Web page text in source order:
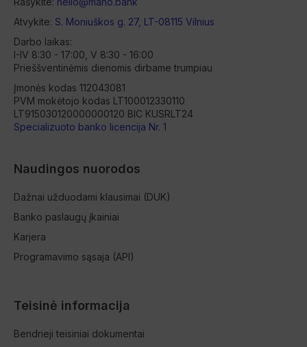
Atvykite: S. Moniuškos g. 27, LT-08115 Vilnius
Darbo laikas:
I-IV 8:30 - 17:00, V 8:30 - 16:00
Prieššventinėmis dienomis dirbame trumpiau
Įmonės kodas 112043081
PVM mokėtojo kodas LT100012330110
LT915030120000000120 BIC KUSRLT24
Specializuoto banko licencija Nr. 1
Naudingos nuorodos
Dažnai užduodami klausimai (DUK)
Banko paslaugų įkainiai
Karjera
Programavimo sąsaja (API)
Teisinė informacija
Bendrieji teisiniai dokumentai